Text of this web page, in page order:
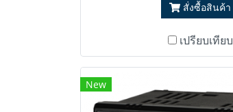
สั่งซื้อสินค้า
เปรียบเทียบ
New